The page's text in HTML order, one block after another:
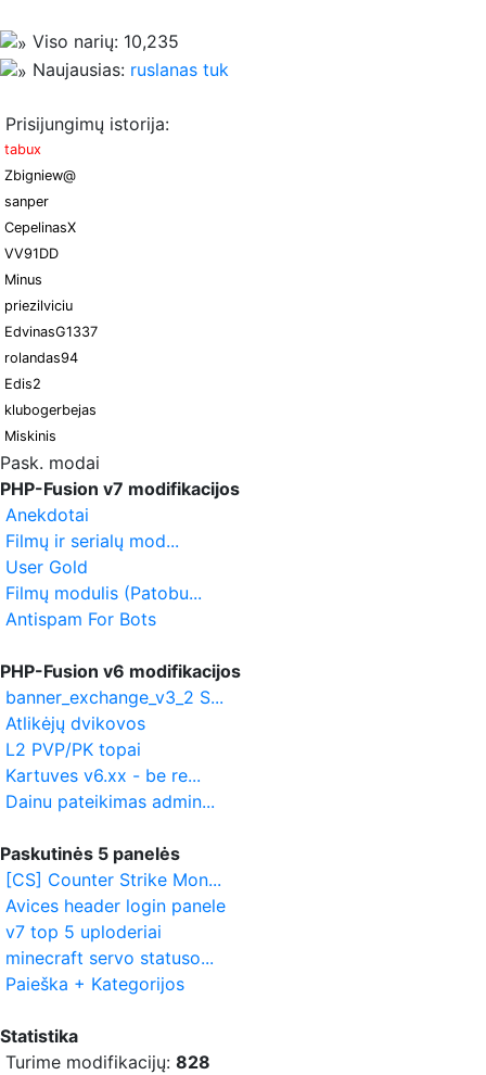
Viso narių: 10,235
Naujausias: ruslanas tuk
Prisijungimų istorija:
tabux
Zbigniew@
sanper
CepelinasX
VV91DD
Minus
priezilviciu
EdvinasG1337
rolandas94
Edis2
klubogerbejas
Miskinis
Pask. modai
PHP-Fusion v7 modifikacijos
Anekdotai
Filmų ir serialų mod...
User Gold
Filmų modulis (Patobu...
Antispam For Bots
PHP-Fusion v6 modifikacijos
banner_exchange_v3_2 S...
Atlikėjų dvikovos
L2 PVP/PK topai
Kartuves v6.xx - be re...
Dainu pateikimas admin...
Paskutinės 5 panelės
[CS] Counter Strike Mon...
Avices header login panele
v7 top 5 uploderiai
minecraft servo statuso...
Paieška + Kategorijos
Statistika
Turime modifikacijų: 828